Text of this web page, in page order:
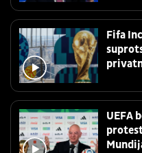
Fifa
UEFA